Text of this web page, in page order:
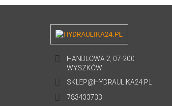
HANDLOWA 2, 07-200
WYSZKÓW
SKLEP@HYDRAULIKA24.PL
783433733